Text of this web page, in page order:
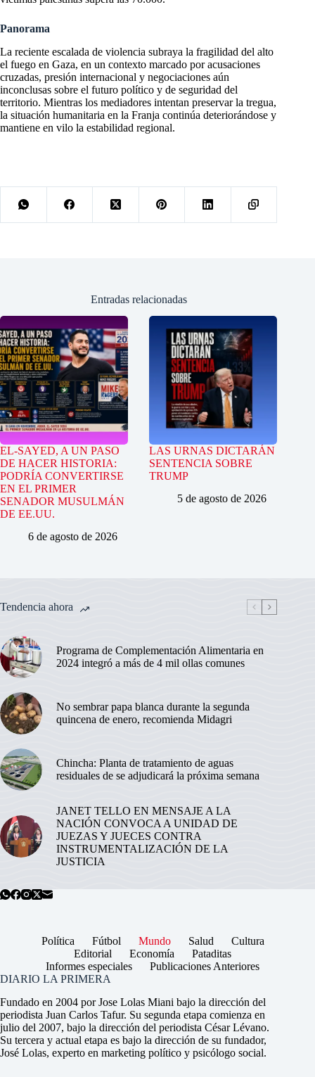
Panorama
La reciente escalada de violencia subraya la fragilidad del alto
el fuego en Gaza, en un contexto marcado por acusaciones
cruzadas, presión internacional y negociaciones aún
inconclusas sobre el futuro político y de seguridad del
territorio. Mientras los mediadores intentan preservar la tregua,
la situación humanitaria en la Franja continúa deteriorándose y
mantiene en vilo la estabilidad regional.
Entradas relacionadas
EL-SAYED, A UN PASO
DE HACER HISTORIA:
PODRÍA CONVERTIRSE
EN EL PRIMER
SENADOR MUSULMÁN
DE EE.UU.
6 de agosto de 2026
LAS URNAS DICTARÁN
SENTENCIA SOBRE
TRUMP
5 de agosto de 2026
Tendencia ahora
Programa de Complementación Alimentaria en
2024 integró a más de 4 mil ollas comunes
No sembrar papa blanca durante la segunda
quincena de enero, recomienda Midagri
Chincha: Planta de tratamiento de aguas
residuales de se adjudicará la próxima semana
JANET TELLO EN MENSAJE A LA
NACIÓN CONVOCA A UNIDAD DE
JUEZAS Y JUECES CONTRA
INSTRUMENTALIZACIÓN DE LA
JUSTICIA
Política Fútbol Mundo Salud
Cultura
Editorial
Economía
Pataditas
Informes especiales
Publicaciones Anteriores
DIARIO LA PRIMERA
Fundado en 2004 por Jose Lolas Miani bajo la dirección del
periodista Juan Carlos Tafur. Su segunda etapa comienza en
julio del 2007, bajo la dirección del periodista César Lévano.
Su tercera y actual etapa es bajo la dirección de su fundador,
José Lolas, experto en marketing político y psicólogo social.